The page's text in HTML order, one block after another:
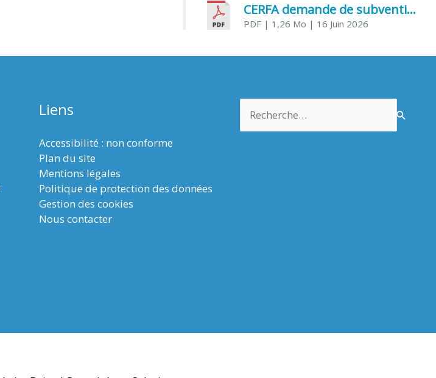
CERFA demande de subvention association
PDF | 1,26 Mo | 16 Juin 2026
Liens
Accessibilité : non conforme
Plan du site
Mentions légales
Politique de protection des données
Gestion des cookies
Nous contacter